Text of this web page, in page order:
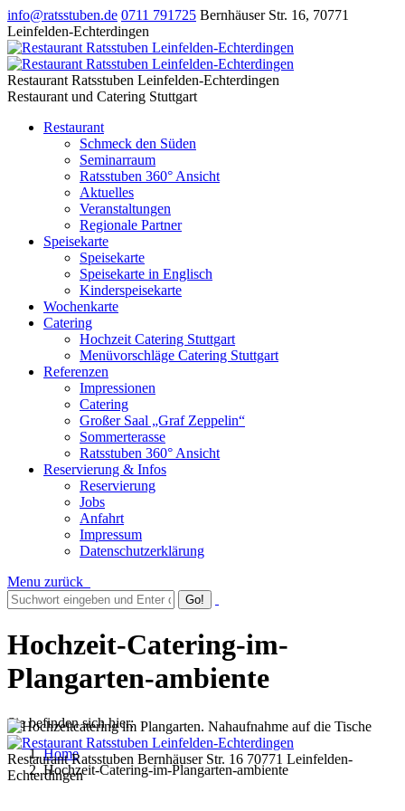
info@ratsstuben.de 0711 791725 Bernhäuser Str. 16, 70771
Leinfelden-Echterdingen
Restaurant Ratsstuben Leinfelden-Echterdingen
Restaurant und Catering Stuttgart
Restaurant
Schmeck den Süden
Seminarraum
Ratsstuben 360° Ansicht
Aktuelles
Veranstaltungen
Regionale Partner
Speisekarte
Speisekarte
Speisekarte in Englisch
Kinderspeisekarte
Wochenkarte
Catering
Hochzeit Catering Stuttgart
Menüvorschläge Catering Stuttgart
Referenzen
Impressionen
Catering
Großer Saal „Graf Zeppelin“
Sommerterasse
Ratsstuben 360° Ansicht
Reservierung & Infos
Reservierung
Jobs
Anfahrt
Impressum
Datenschutzerklärung
Menu zurück
Hochzeit-Catering-im-
Plangarten-ambiente
Sie befinden sich hier:
Home
Hochzeit-Catering-im-Plangarten-ambiente
Restaurant Ratsstuben Bernhäuser Str. 16 70771 Leinfelden-
Echterdingen